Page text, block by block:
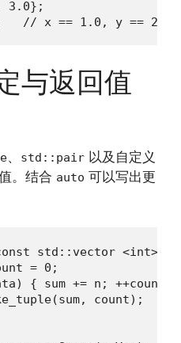
3.0};
// x == 1.0, y == 2.0,
与返回值
、 std::pair 以及自定义
。结合 auto 可以写出更
std::vector <int>&
= 0;
{ sum += n; ++count;
count);